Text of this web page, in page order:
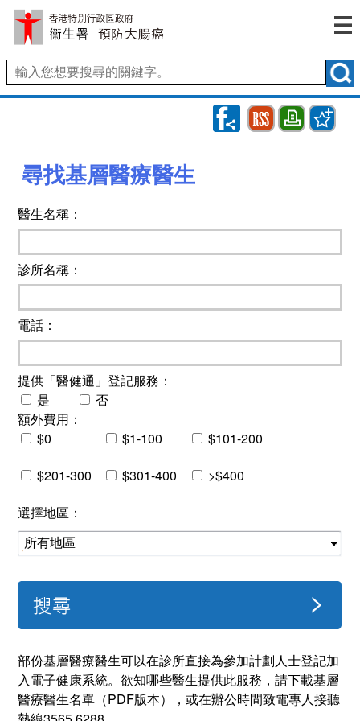
RSS Print
Bookmark
尋找基層醫療醫生
醫生名稱：
診所名稱：
電話：
提供「醫健通」登記服務：
是
否
額外費用：
$0
$1-100
$101-200
$201-300
$301-400
>$400
選擇地區：
部份基層醫療醫生可以在診所直接為參加計劃人士登記加
入電子健康系統。欲知哪些醫生提供此服務，請下載基層
醫療醫生名單（PDF版本），或在辦公時間致電專人接聽